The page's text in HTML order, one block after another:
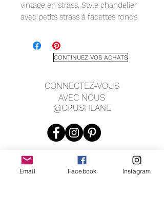
vintage en strass. Style chandelier
avec petits strass à facettes ronds
Chacune mesure 2" de long, 1" de
large.
CONTINUEZ VOS ACHATS
CONNECTEZ-VOUS
AVEC NOUS
@CRUSHLANE
Email Facebook Instagram